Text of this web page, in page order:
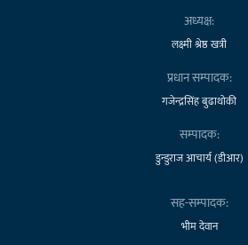
अध्यक्ष:
लक्ष्मी श्रेष्ठ खत्री
प्रधान सम्पादक:
गजेन्द्रसिंह बुढाथोकी
सम्पादक:
डुन्डुराज आचार्य (डीआर)
सह-सम्पादक:
भीम देवान